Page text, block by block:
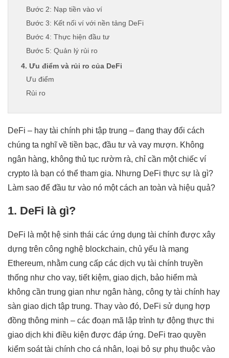
Bước 2: Nạp tiền vào ví
Bước 3: Kết nối ví với nền tảng DeFi
Bước 4: Thực hiện đầu tư
Bước 5: Quản lý rủi ro
4. Ưu điểm và rủi ro của DeFi
Ưu điểm
Rủi ro
DeFi – hay tài chính phi tập trung – đang thay đổi cách
chúng ta nghĩ về tiền bạc, đầu tư và vay mượn. Không
ngân hàng, không thủ tục rườm rà, chỉ cần một chiếc ví
crypto là bạn có thể tham gia. Nhưng DeFi thực sự là gì?
Làm sao để đầu tư vào nó một cách an toàn và hiệu quả?
1. DeFi là gì?
DeFi là một hệ sinh thái các ứng dụng tài chính được xây
dựng trên công nghệ blockchain, chủ yếu là mạng
Ethereum, nhằm cung cấp các dịch vụ tài chính truyền
thống như cho vay, tiết kiệm, giao dịch, bảo hiểm mà
không cần trung gian như ngân hàng, công ty tài chính hay
sàn giao dịch tập trung. Thay vào đó, DeFi sử dụng hợp
đồng thông minh – các đoạn mã lập trình tự động thực thi
giao dịch khi điều kiện được đáp ứng. DeFi trao quyền
kiểm soát tài chính cho cá nhân, loại bỏ sự phụ thuộc vào